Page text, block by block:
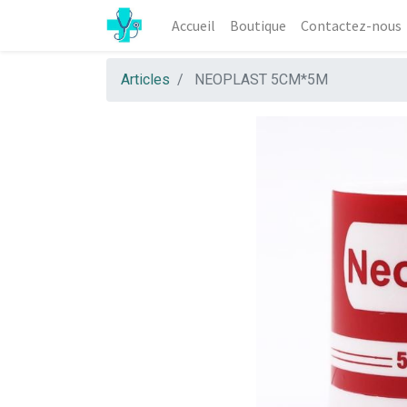
Accueil Boutique Contactez-nous
Articles NEOPLAST 5CM*5M